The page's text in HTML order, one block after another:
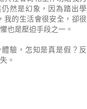
仍然是幻象，因為踏出學
的生活會很安全， 卻很
也是壓迫手段之一。
驗，怎知是真是假？反
。